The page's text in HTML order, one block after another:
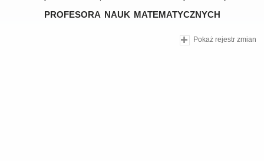
profesora nauk matematycznych
Pokaż rejestr zmian